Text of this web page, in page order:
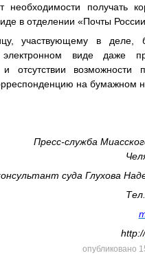
необходимости получать
в отделении «Почты
участвующему в деле,
виде даже
и отсутствии возможности
на бумажном
Пресс-служба
суда Глухова
http://
опубликовано